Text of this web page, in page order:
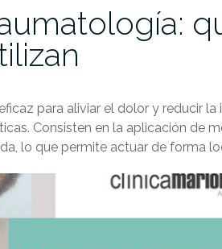
para aliviar el dolor y reducir la
Consisten en la aplicación de
lo que permite actuar de forma